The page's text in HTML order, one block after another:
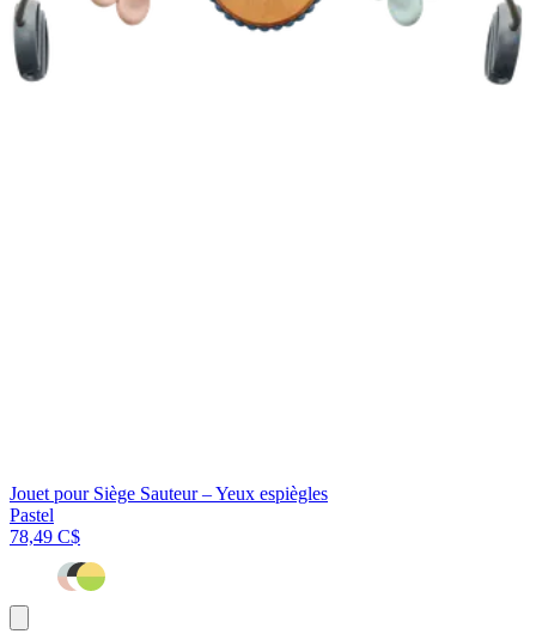
Jouet pour Siège Sauteur – Yeux espiègles
Pastel
78,49 C$
au